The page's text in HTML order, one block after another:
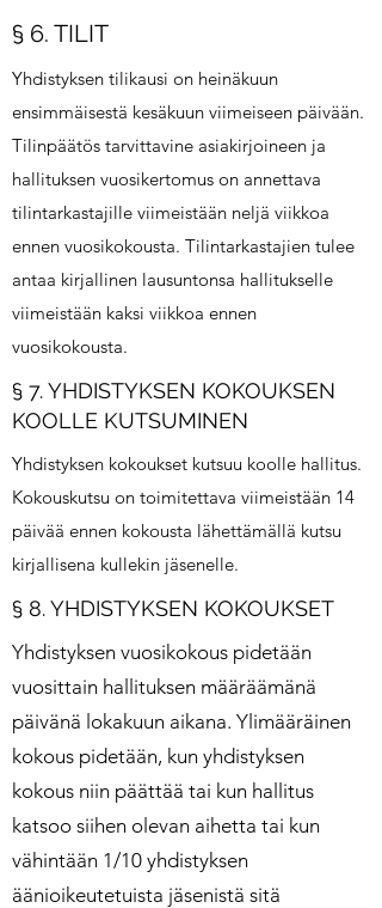
§ 6. TILIT
Yhdistyksen tilikausi on heinäkuun
ensimmäisestä kesäkuun viimeiseen päivään.
Tilinpäätös tarvittavine asiakirjoineen ja
hallituksen vuosikertomus on annettava
tilintarkastajille viimeistään neljä viikkoa
ennen vuosikokousta. Tilintarkastajien tulee
antaa kirjallinen lausuntonsa hallitukselle
viimeistään kaksi viikkoa ennen
vuosikokousta.
§ 7. YHDISTYKSEN KOKOUKSEN
KOOLLE KUTSUMINEN
Yhdistyksen kokoukset kutsuu koolle hallitus.
Kokouskutsu on toimitettava viimeistään 14
päivää ennen kokousta lähettämällä kutsu
kirjallisena kullekin jäsenelle.
§ 8. YHDISTYKSEN KOKOUKSET
Yhdistyksen vuosikokous pidetään
vuosittain hallituksen määräämänä
päivänä lokakuun aikana. Ylimääräinen
kokous pidetään, kun yhdistyksen
kokous niin päättää tai kun hallitus
katsoo siihen olevan aihetta tai kun
vähintään 1/10 yhdistyksen
äänioikeutetuista jäsenistä sitä